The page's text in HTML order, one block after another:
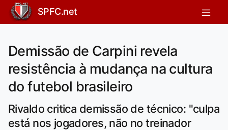
SPFC.net
Demissão de Carpini revela
resistência à mudança na cultura
do futebol brasileiro
Rivaldo critica demissão de técnico: "culpa
está nos jogadores, não no treinador